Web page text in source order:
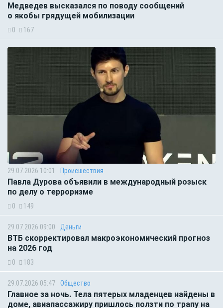
Медведев высказался по поводу сообщений
о якобы грядущей мобилизации
0 167
29.07.2026 10:01 Происшествия
Павла Дурова объявили в международный розыск
по делу о терроризме
0 149
29.07.2026 09:00 Деньги
ВТБ скорректировал макроэкономический прогноз
на 2026 год
0 183
29.07.2026 05:47 Общество
Главное за ночь. Тела пятерых младенцев найдены в
доме, авиапассажиру пришлось ползти по трапу на